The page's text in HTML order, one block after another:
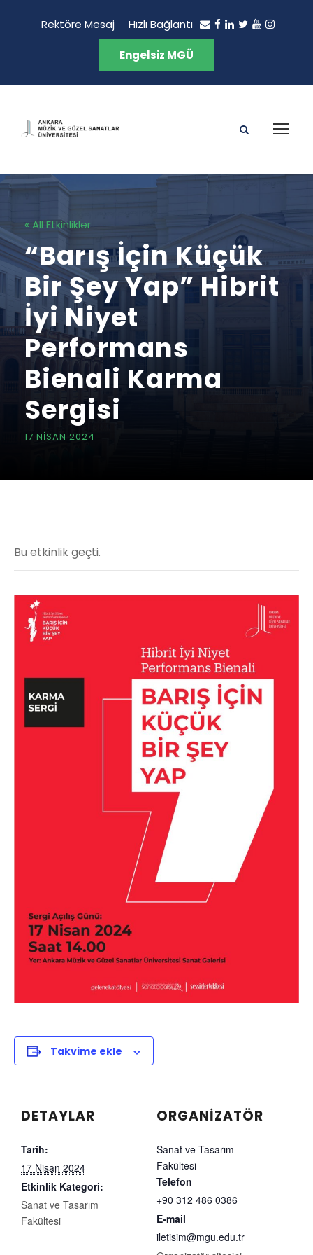
Rektöre Mesaj Hızlı Bağlantı
Engelsiz MGÜ
« All Etkinlikler
“Barış İçin Küçük
Bir Şey Yap” Hibrit
İyi Niyet
Performans
Bienali Karma
Sergisi
17 NISAN 2024
Bu etkinlik geçti.
Takvime ekle
DETAYLAR
Tarih:
17 Nisan 2024
Etkinlik Kategori:
Sanat ve Tasarım
Fakültesi
ORGANIZATÖR
Sanat ve Tasarım
Fakültesi
Telefon
+90 312 486 0386
E-mail
iletisim@mgu.edu.tr